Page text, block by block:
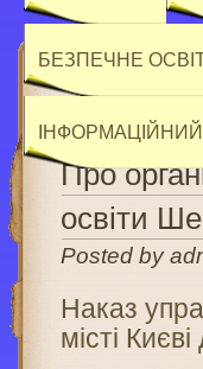
БЕЗПЕЧНЕ
Про
освіти
Posted by
Наказ
місті